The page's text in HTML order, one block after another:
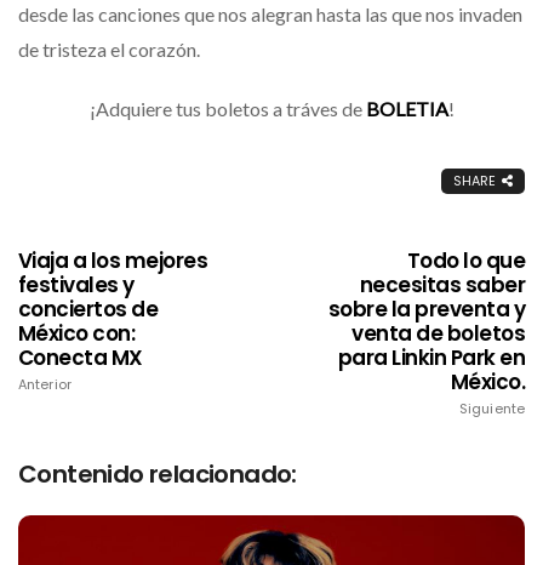
desde las canciones que nos alegran hasta las que nos invaden
de tristeza el corazón.
¡Adquiere tus boletos a tráves de BOLETIA!
SHARE
Viaja a los mejores
festivales y
conciertos de
México con:
Conecta MX
Anterior
Todo lo que
necesitas saber
sobre la preventa y
venta de boletos
para Linkin Park en
México.
Siguiente
Contenido relacionado: